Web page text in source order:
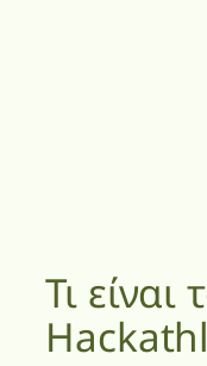
Τι είναι